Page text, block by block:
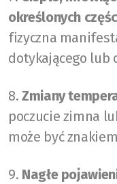
określonych
fizyczna
dotykającego lub
8. Zmiany
poczucie zimna
może być
9. Nagłe